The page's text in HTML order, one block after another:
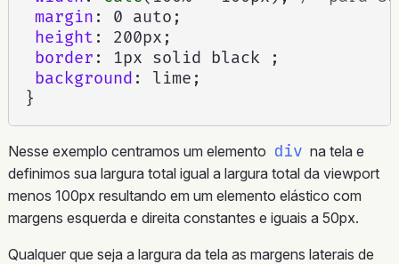
margin : 0 auto ;
height : 200px ;
border : 1px solid black
;
background : lime ;
}
Nesse exemplo centramos um elemento div na tela e
definimos sua largura total igual a largura total da viewport
menos 100px resultando em um elemento elástico com
margens esquerda e direita constantes e iguais a 50px.
Qualquer que seja a largura da tela as margens laterais de